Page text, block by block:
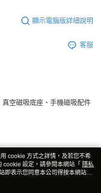
顯示電腦版詳細說明
客服
真空磁吸底座、手機磁吸配件
cookie 方式之詳情，及若您不希
cookie 設定，請參閱本網站「 隱私
即表示您同意本公司得按本網站使